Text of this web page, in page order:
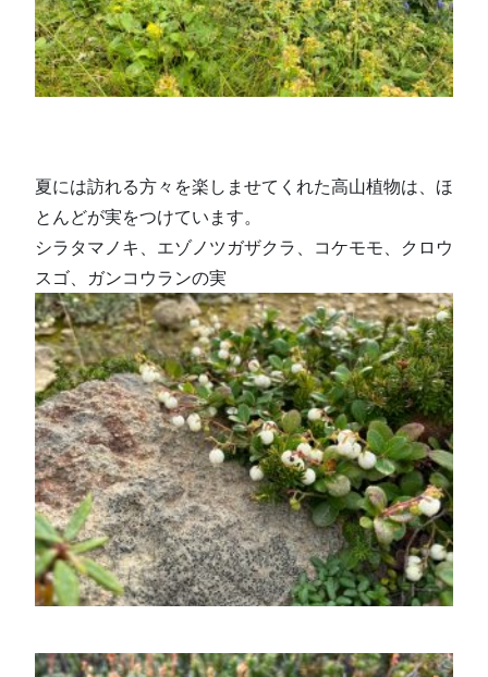
夏には訪れる方々を楽しませてくれた高山植物は、ほ
とんどが実をつけています。
シラタマノキ、エゾノツガザクラ、コケモモ、クロウ
スゴ、ガンコウランの実